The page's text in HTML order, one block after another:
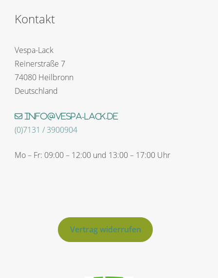
Kontakt
Vespa-Lack
Reinerstraße 7
74080 Heilbronn
Deutschland
info@vespa-lack.de
(0)7131 / 3900904
Mo – Fr: 09:00 – 12:00 und 13:00 – 17:00 Uhr
Vertrag widerrufen